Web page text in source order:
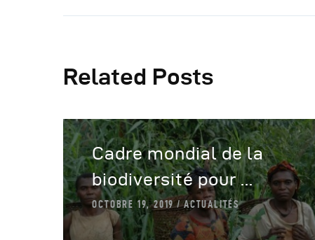
Related Posts
Cadre mondial de la
biodiversité pour ...
OCTOBRE 19, 2019 ACTUALITÉS